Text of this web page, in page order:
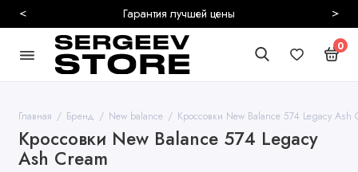
Гарантия лучшей цены
< >
0
Главная Бренд New balance Кроссовки New Balance 574 Legacy Ash
Кроссовки New Balance 574 Legacy
Ash Cream